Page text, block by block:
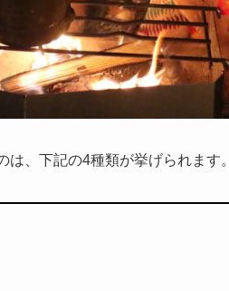
、下記の4種類が挙げられます。